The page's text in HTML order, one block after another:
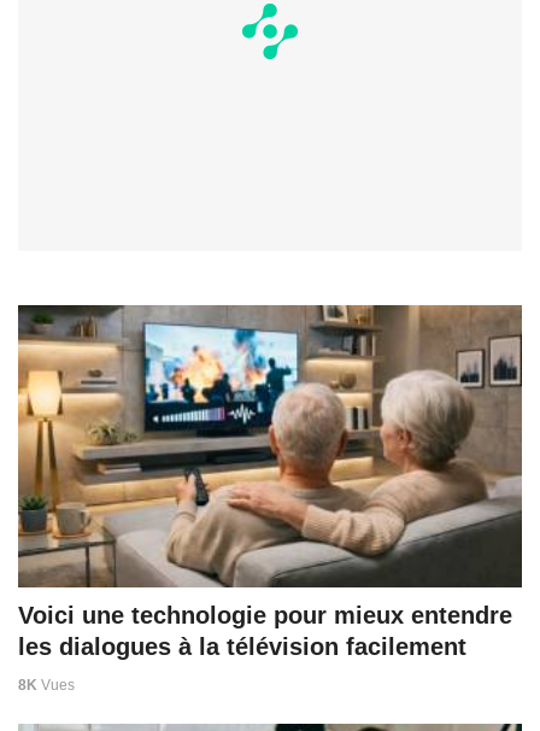
Voici une technologie pour mieux entendre
les dialogues à la télévision facilement
8K Vues